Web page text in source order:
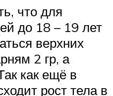
что для
до 18 – 19 лет
верхних
2 гр, а
как ещё в
рост тела в